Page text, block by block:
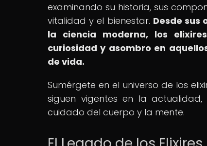
examinando su historia, sus
vitalidad y el bienestar. Desde sus
la ciencia moderna, los
curiosidad y asombro en
de vida.
Sumérgete en el universo de los
siguen vigentes en la
cuidado del cuerpo y la mente.